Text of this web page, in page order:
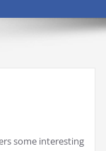
some interesting